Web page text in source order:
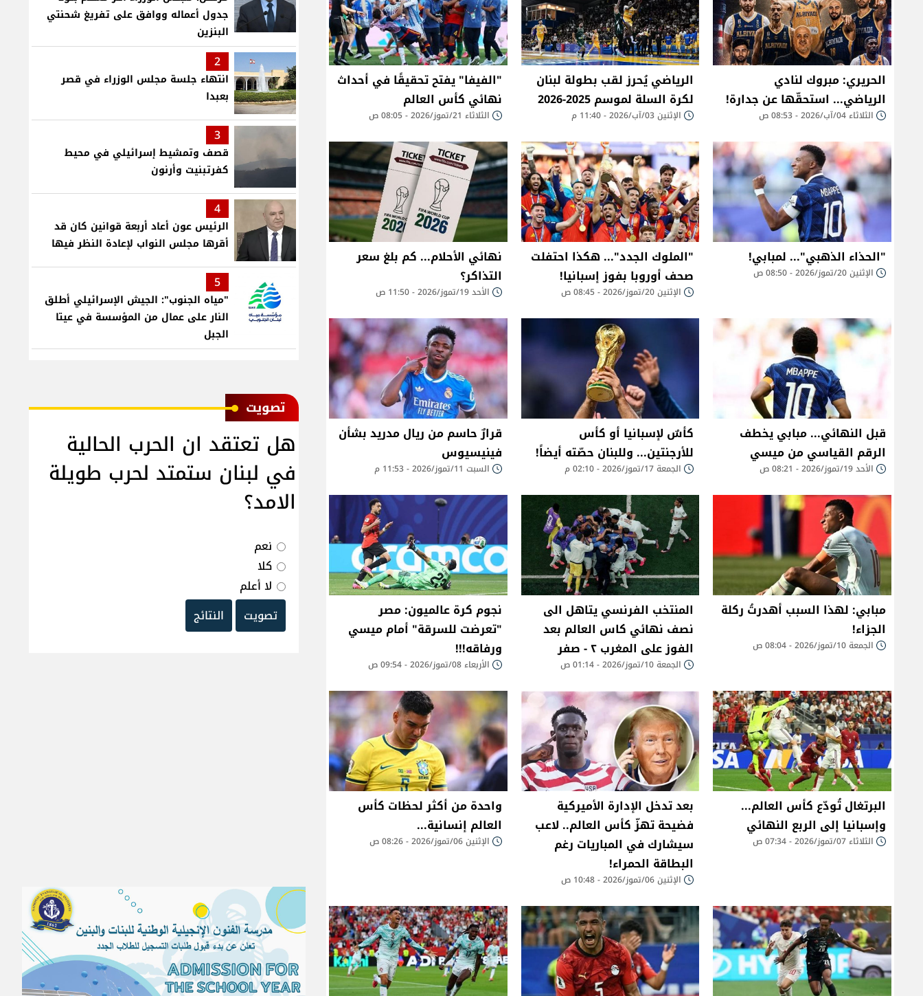
الحريري: مبروك لنادي
الرياضي... استحقّها عن جدارة!
الثلاثاء 04/آب/2026 - 08:53 ص
الرياضي يُحرز لقب بطولة لبنان
لكرة السلة لموسم 2025-2026
الإثنين 03/آب/2026 - 11:40 م
"الفيفا" يفتح تحقيقًا في أحداث
نهائي كأس العالم
الثلاثاء 21/تموز/2026 - 08:05 ص
"الحذاء الذهبي"... لمبابي!
الإثنين 20/تموز/2026 - 08:50 ص
"الملوك الجدد"... هكذا احتفلت
صحف أوروبا بفوز إسبانيا!
الإثنين 20/تموز/2026 - 08:45 ص
نهائي الأحلام... كم بلغ سعر
التذاكر؟
الأحد 19/تموز/2026 - 11:50 ص
قبل النهائي... مبابي يخطف
الرقم القياسي من ميسي
الأحد 19/تموز/2026 - 08:21 ص
كأسٌ لإسبانيا أو كأس
للأرجنتين... وللبنان حصّته أيضاً!
الجمعة 17/تموز/2026 - 02:10 م
قرارٌ حاسم من ريال مدريد بشأن
فينيسيوس
السبت 11/تموز/2026 - 11:53 م
مبابي: لهذا السبب أهدرتُ ركلة
الجزاء!
الجمعة 10/تموز/2026 - 08:04 ص
المنتخب الفرنسي يتاهل الى
نصف نهائي كاس العالم بعد
الفوز على المغرب ٢ - صفر
الجمعة 10/تموز/2026 - 01:14 ص
نجوم كرة عالميون: مصر
"تعرضت للسرقة" أمام ميسي
ورفاقه!!!
الأربعاء 08/تموز/2026 - 09:54 ص
البرتغال تُودّع كأس العالم...
وإسبانيا إلى الربع النهائي
الثلاثاء 07/تموز/2026 - 07:34 ص
بعد تدخل الإدارة الأميركية
فضيحة تهزّ كأس العالم.. لاعب
سيشارك في المباريات رغم
البطاقة الحمراء!
الإثنين 06/تموز/2026 - 10:48 ص
واحدة من أكثر لحظات كأس
العالم إنسانية...
الإثنين 06/تموز/2026 - 08:26 ص
جدول أعماله ووافق على تفريغ شحنتي
البنزين
2
انتهاء جلسة مجلس الوزراء في قصر
بعبدا
3
قصف وتمشيط إسرائيلي في محيط
كفرتبنيت وأرنون
4
الرئيس عون أعاد أربعة قوانين كان قد
أقرها مجلس النواب لإعادة النظر فيها
5
"مياه الجنوب": الجيش الإسرائيلي أطلق
النار على عمال من المؤسسة في عيتا
الجبل
ﺗﺼﻮﻳﺖ
هل تعتقد ان الحرب الحالية
في لبنان ستمتد لحرب طويلة
الامد؟
نعم
كلا
لا أعلم
تصويت
النتائج